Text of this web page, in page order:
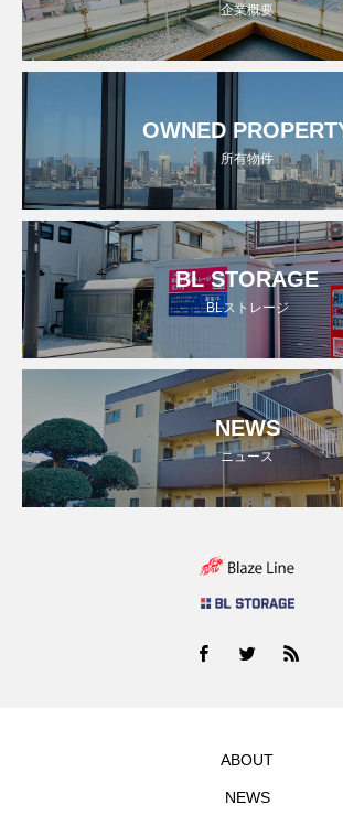
企業概要
OWNED
所有物件
BL STORAGE
BLストレージ
NEWS
ニュース
ABOUT
NEWS